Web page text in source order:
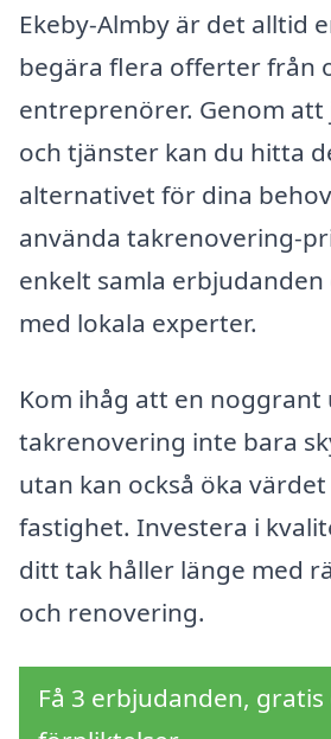
Ekeby-Almby är det alltid
begära flera offerter från
entreprenörer. Genom
och tjänster kan du hitta
alternativet för dina
använda takrenovering-
enkelt samla
med lokala experter.
Kom ihåg att en noggrant
takrenovering inte bara
utan kan också öka
fastighet. Investera i
ditt tak håller länge med
och renovering.
Få 3 erbjudanden,